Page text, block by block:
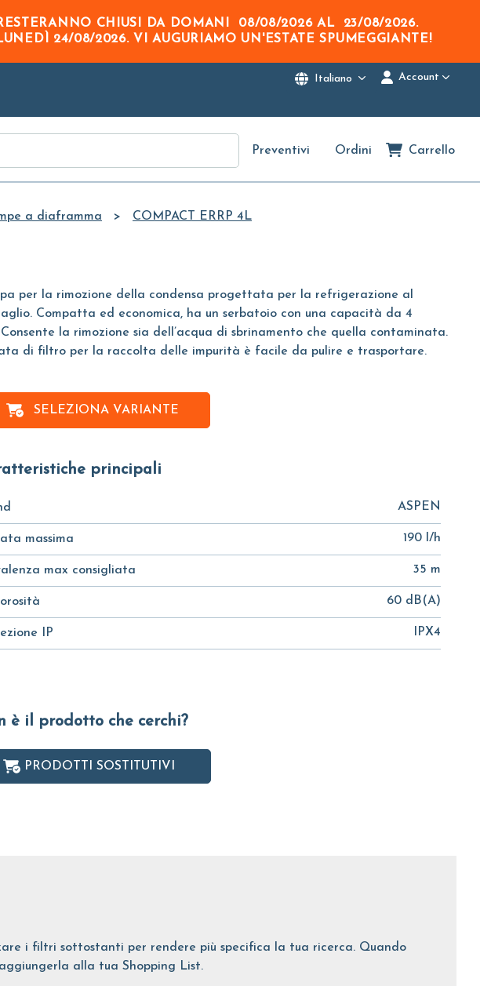
CHIUSI DA DOMANI 08/08/2026AL 23/08/2026.
24/08/2026. VI AUGURIAMO UN'ESTATE SPUMEGGIANTE!
Italiano Account
Preventivi Ordini Carrello
a diaframma COMPACT ERRP 4L
per la rimozione della condensa progettata per la refrigerazione al
Compatta ed economica, ha un serbatoio con una capacità da 4
Consente la rimozione sia dell’acqua di sbrinamento che quella contaminata.
di filtro per la raccolta delle impurità è facile da pulire e trasportare.
SELEZIONA VARIANTE
principali
ASPEN
massima 190 l/h
max consigliata 35 m
60 dB(A)
IP IPX4
è il prodotto che cerchi?
PRODOTTI SOSTITUTIVI
i filtri sottostanti per rendere più specifica la tua ricerca. Quando
alla tua Shopping List.